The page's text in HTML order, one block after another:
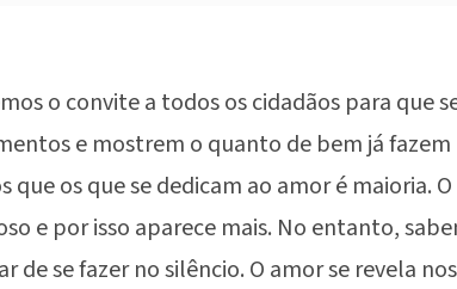
o convite a todos os cidadãos para que
e mostrem o quanto de bem já fazem
que os que se dedicam ao amor é maioria.
e por isso aparece mais. No entanto,
de se fazer no silêncio. O amor se revela